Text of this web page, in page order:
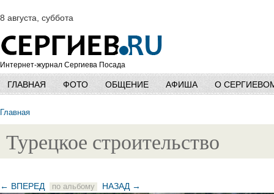
8 августа, суббота
Интернет-журнал Сергиева Посада
ГЛАВНАЯ ФОТО ОБЩЕНИЕ АФИША О
Главная
Турецкое строительство
← ВПЕРЕД по альбому НАЗАД →